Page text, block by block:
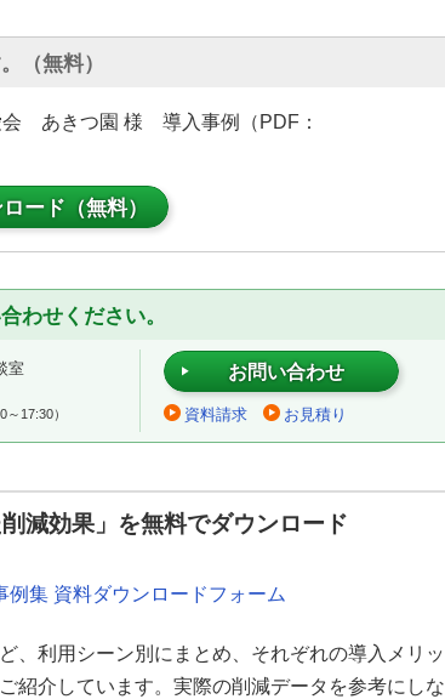
（無料）
あきつ園 様 導入事例（PDF：
ード（無料）
わせください。
室
～17:30）
お問い合わせ
資料請求 お見積り
減効果」を無料でダウンロード
例集 資料ダウンロードフォーム
、利用シーン別にまとめ、それぞれの導入メリッ
紹介しています。実際の削減データを参考にしな